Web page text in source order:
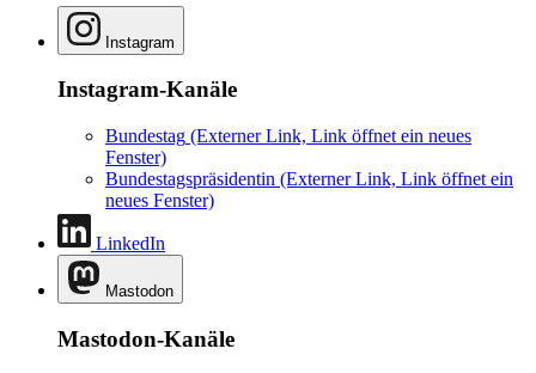
Instagram
Instagram-Kanäle
Bundestag (Externer Link, Link öffnet ein neues
Fenster)
Bundestagspräsidentin (Externer Link, Link öffnet ein
neues Fenster)
LinkedIn
Mastodon
Mastodon-Kanäle